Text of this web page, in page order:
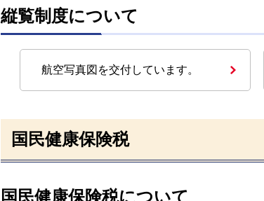
縦覧制度について
航空写真図を交付しています。
国民健康保険税
国民健康保険税について